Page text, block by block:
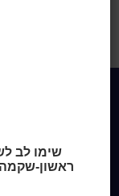
מידע לנרשמים
שימו לב
ראשון-שקמה